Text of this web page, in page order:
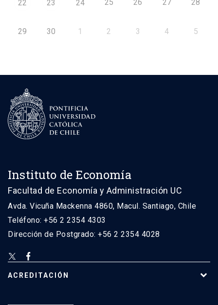
22 23 24 25 26 27 28
29 30 1 2 3 4 5
Instituto de Economía
Facultad de Economía y Administración UC
Avda. Vicuña Mackenna 4860, Macul. Santiago, Chile
Teléfono: +56 2 2354 4303
Dirección de Postgrado: +56 2 2354 4028
ACREDITACIÓN